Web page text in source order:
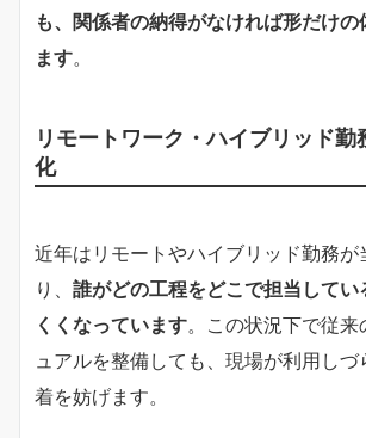
も、関係者の納得がなければ形だけの
ます。
リモートワーク・ハイブリッド勤
化
近年はリモートやハイブリッド勤務が
り、 誰がどの工程をどこで担当してい
くくなっています。この状況下で従来
ュアルを整備しても、現場が利用しづ
着を妨げます。